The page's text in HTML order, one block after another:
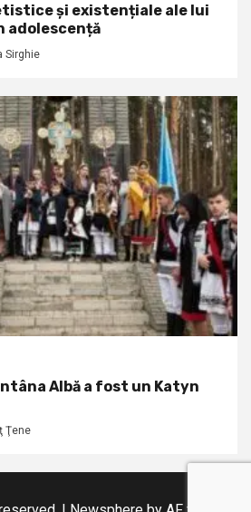
și existențiale ale lui
adolescență
Sirghie
Albă a fost un Katyn
Ţene